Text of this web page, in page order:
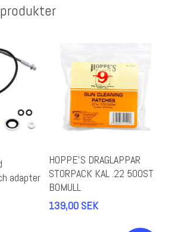
adapter
Lägg Till I Varukorg
HOPPE’S DRAGLAPPAR
STORPACK KAL .22 500ST
BOMULL
139,00SEK